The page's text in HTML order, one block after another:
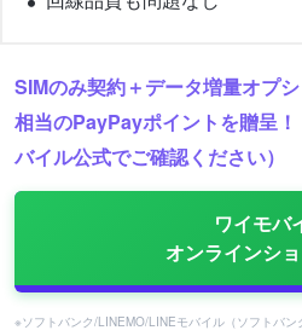
SIMのみ契約＋データ増量オプ
相当のPayPayポイントを贈呈
バイル公式でご確認ください）
ワイモバ
オンラインシ
※ソフトバンク/LINEMO/LINEモバイル（ソフトバ